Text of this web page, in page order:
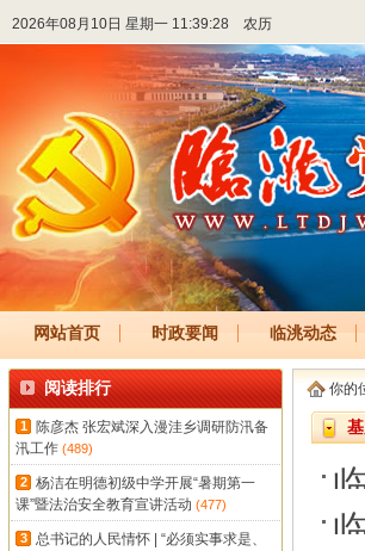
2026年08月10日 星期一 11:39:28 农历
网站首页 时政要闻 临洮动态
阅读排行
1
陈彦杰 张宏斌深入漫洼乡调研防汛备
汛工作 (489)
2
杨洁在明德初级中学开展“暑期第一
课”暨法治安全教育宣讲活动 (477)
3
总书记的人民情怀 | “必须实事求是、
你的